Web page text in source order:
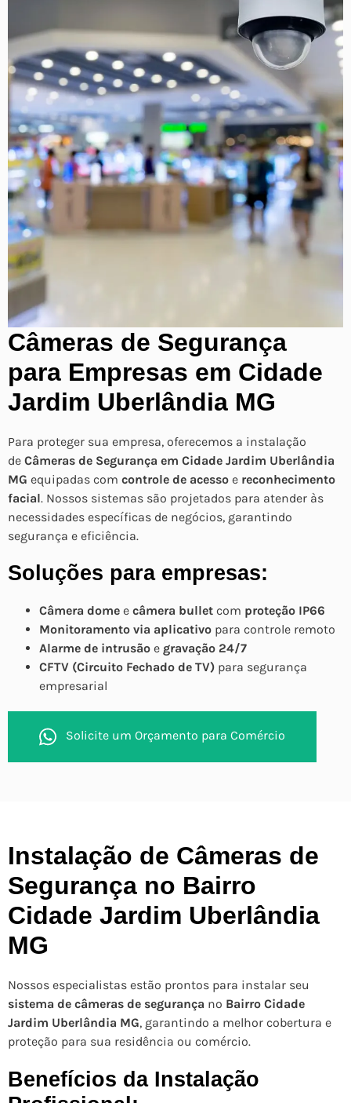
Câmeras de Segurança
para Empresas em Cidade
Jardim Uberlândia MG
Para proteger sua empresa, oferecemos a instalação
de Câmeras de Segurança em Cidade Jardim Uberlândia
MG equipadas com controle de acesso e reconhecimento
facial. Nossos sistemas são projetados para atender às
necessidades específicas de negócios, garantindo
segurança e eficiência.
Soluções para empresas:
Câmera dome e câmera bullet com proteção IP66
Monitoramento via aplicativo para controle remoto
Alarme de intrusão e gravação 24/7
CFTV (Circuito Fechado de TV) para segurança
empresarial
Solicite um Orçamento para Comércio
Instalação de Câmeras de
Segurança no Bairro
Cidade Jardim Uberlândia
MG
Nossos especialistas estão prontos para instalar seu
sistema de câmeras de segurança no Bairro Cidade
Jardim Uberlândia MG, garantindo a melhor cobertura e
proteção para sua residência ou comércio.
Benefícios da Instalação